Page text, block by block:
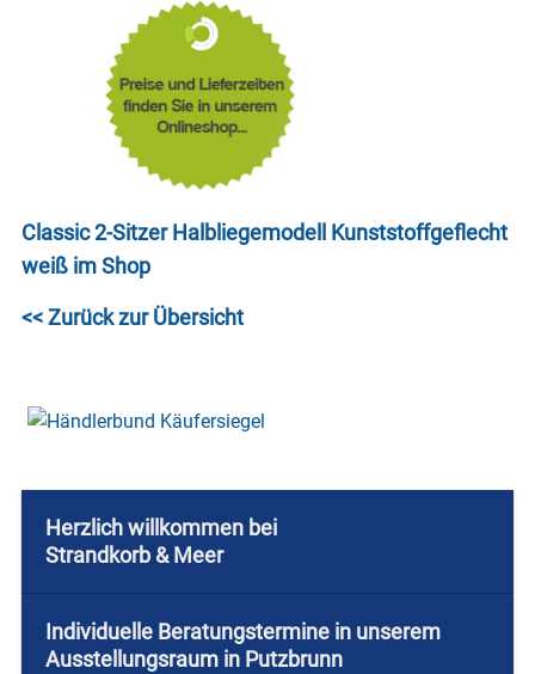
Herzlich willkommen bei
Strandkorb & Meer
Individuelle Beratungstermine in unserem
Ausstellungsraum in Putzbrunn
Classic 2-Sitzer Halbliegemodell Kunststoffgeflecht
weiß im Shop
<< Zurück zur Übersicht